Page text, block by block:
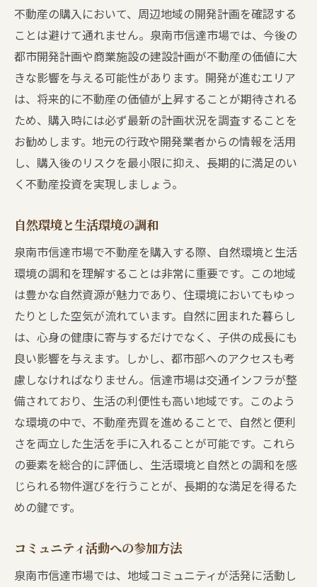
不動産の購入において、周辺地域の開発計画を確認する
ことは避けて通れません。泉南市信達市場では、今後の
都市開発計画や商業施設の建設計画が不動産の価値に大
きな影響を与える可能性があります。開発が進むエリア
は、将来的に不動産の価値が上昇することが期待される
ため、購入時には必ず最新の計画状況を調査することを
お勧めします。地元の行政や開発業者からの情報を活用
し、購入後のリスクを最小限に抑え、長期的に満足のい
く不動産投資を実現しましょう。
自然環境と生活環境の調和
泉南市信達市場で不動産を購入する際、自然環境と生活
環境の調和を理解することは非常に重要です。この地域
は豊かな自然資源が魅力であり、住環境においてもゆっ
たりとした空気が流れています。自然に囲まれた暮らし
は、心身の健康に寄与するだけでなく、子供の成長にも
良い影響を与えます。しかし、都市部へのアクセスも考
慮しなければなりません。信達市場は交通インフラが整
備されており、生活の利便性も高い地域です。このよう
な環境の中で、不動産売買を進めることで、自然と便利
さを両立した生活を手に入れることが可能です。これら
の要素を総合的に評価し、生活環境と自然との調和を感
じられる物件選びを行うことが、長期的な満足を得るた
めの鍵です。
コミュニティ活動への参加方法
泉南市信達市場では、地域コミュニティが活発に活動し